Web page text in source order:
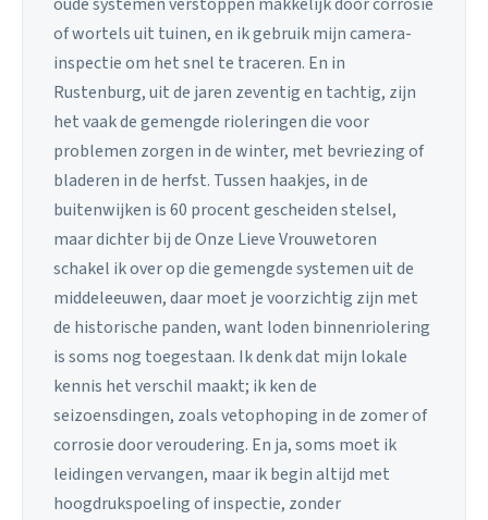
of wortels uit tuinen, en ik gebruik mijn camera-
inspectie om het snel te traceren. En in
Rustenburg, uit de jaren zeventig en tachtig, zijn
het vaak de gemengde rioleringen die voor
problemen zorgen in de winter, met bevriezing of
bladeren in de herfst. Tussen haakjes, in de
buitenwijken is 60 procent gescheiden stelsel,
maar dichter bij de Onze Lieve Vrouwetoren
schakel ik over op die gemengde systemen uit de
middeleeuwen, daar moet je voorzichtig zijn met
de historische panden, want loden binnenriolering
is soms nog toegestaan. Ik denk dat mijn lokale
kennis het verschil maakt; ik ken de
seizoensdingen, zoals vetophoping in de zomer of
corrosie door veroudering. En ja, soms moet ik
leidingen vervangen, maar ik begin altijd met
hoogdrukspoeling of inspectie, zonder